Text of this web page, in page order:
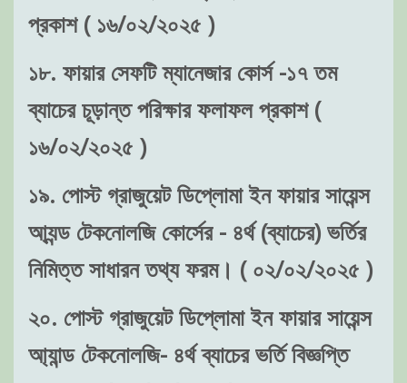
প্রকাশ ( ১৬/০২/২০২৫ )
১৮. ফায়ার সেফটি ম্যানেজার কোর্স -১৭ তম
ব্যাচের চূড়ান্ত পরিক্ষার ফলাফল প্রকাশ (
১৬/০২/২০২৫ )
১৯. পোস্ট গ্রাজুয়েট ডিপ্লোমা ইন ফায়ার সায়েন্স
আ্যন্ড টেকনোলজি কোর্সের - ৪র্থ (ব্যাচের) ভর্তির
নিমিত্ত সাধারন তথ্য ফরম। ( ০২/০২/২০২৫ )
২০. পোস্ট গ্রাজুয়েট ডিপ্লোমা ইন ফায়ার সায়েন্স
আ্যান্ড টেকনোলজি- ৪র্থ ব্যাচের ভর্তি বিজ্ঞপ্তি